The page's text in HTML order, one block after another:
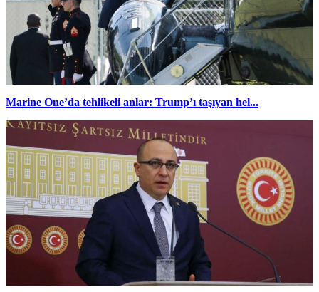
Marine One’da tehlikeli anlar: Trump’ı taşıyan hel...